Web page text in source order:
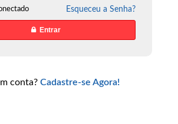
Esqueceu a Senha?
Entrar
conta? Cadastre-se Agora!